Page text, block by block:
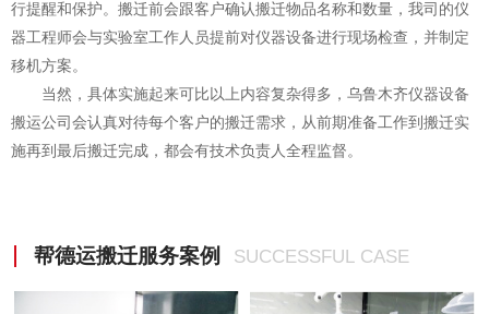
行提醒和保护。搬迁前会跟客户确认搬迁物品名称和数量，我司的仪
器工程师会与实验室工作人员提前对仪器设备进行现场检查，并制定
移机方案。
当然，具体实施起来可比以上内容复杂得多，乌鲁木齐仪器设备
搬运公司会认真对待每个客户的搬迁需求，从前期准备工作到搬迁实
施再到最后搬迁完成，都会有技术负责人全程监督。
帮德运搬迁服务案例 SUCCESSFUL CASE